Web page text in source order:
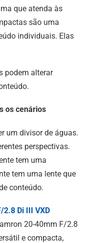
que atenda às
são uma
individuais. Elas
podem alterar
os cenários
um divisor de águas.
perspectivas.
tem uma
tem uma lente que
conteúdo.
2.8 Di III VXD
20-40mm F/2.8
e compacta,